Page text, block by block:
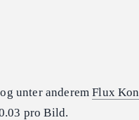
unter anderemFlux
pro Bild.